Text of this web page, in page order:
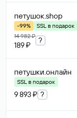
петушок.shop
-99%
SSL в подарок
14 982 ₽
189 ₽
?
петушки.онлайн
SSL в подарок
9 893 ₽ ?